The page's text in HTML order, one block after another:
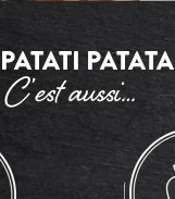
PATATA
C’est aussi…